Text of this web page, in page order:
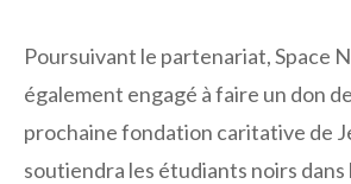
Poursuivant le partenariat, Space
également engagé à faire un don
prochaine fondation caritative de
soutiendra les étudiants noirs